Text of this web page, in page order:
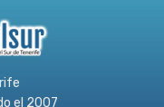
el 2007